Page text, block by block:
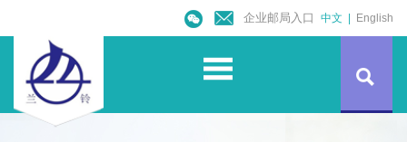
企业邮局入口 中文 English